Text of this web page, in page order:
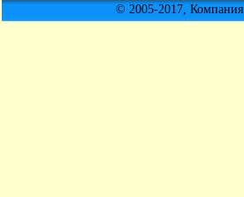
© 2005-2017, Компания